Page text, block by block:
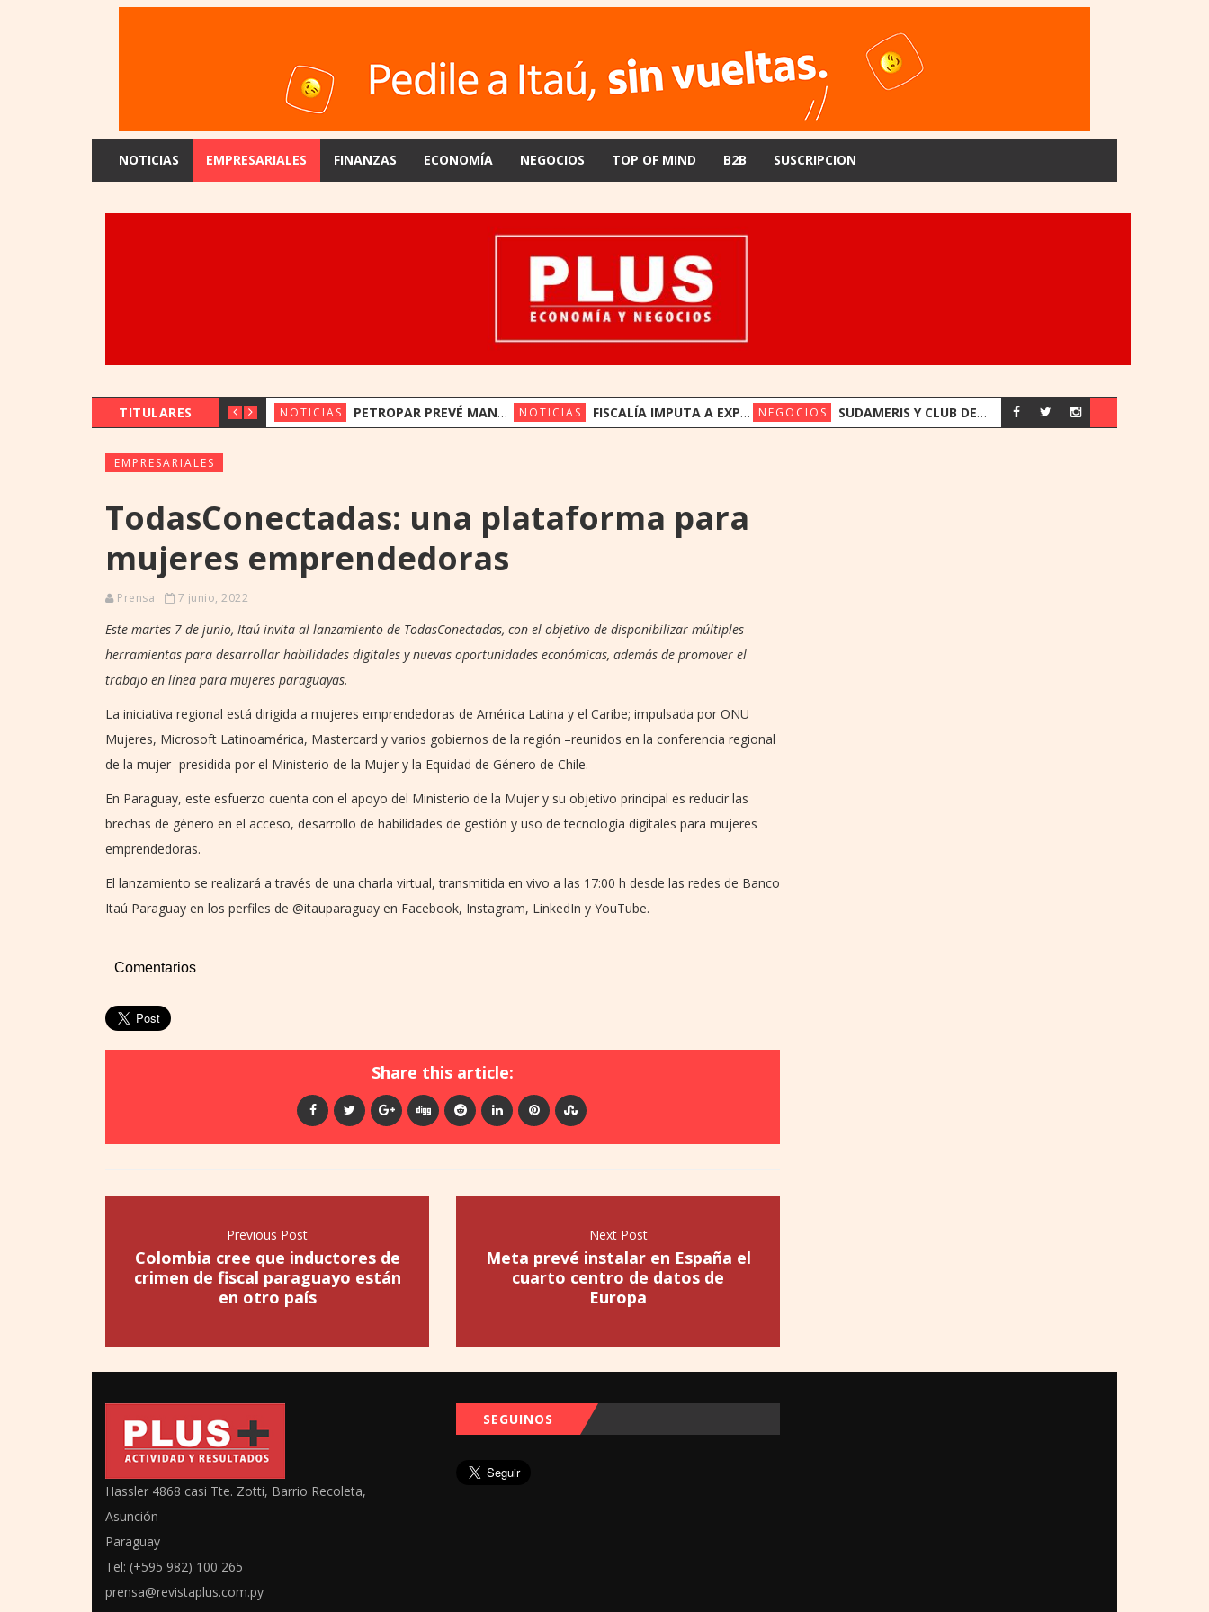
NOTICIAS EMPRESARIALES FINANZAS ECONOMÍA NEGOCIOS TOP OF MIND B2B SUSCRIPCION
TITULARES NOTICIAS PETROPAR PREVÉ MANTENER SUS PRECIOS EN UN ESCENARIO DE SUBAS NOTICIAS FISCALÍA IMPUTA A EXPRESIDENTES DEL IPS JORGE BRÍTEZ Y VICENTE BATAGLIA POR MULTIMILLONARIO DESFALCO NEGOCIOS SUDAMERIS Y CLUB DEPORTIVO ALEMÁN RENUEVAN ACUERDO CON BENEFICIOS EXCLUSIVOS PARA SOCIOS
EMPRESARIALES
TodasConectadas: una plataforma para
mujeres emprendedoras
Prensa 7 junio, 2022
Este martes 7 de junio, Itaú invita al lanzamiento de TodasConectadas, con el objetivo de disponibilizar múltiples
herramientas para desarrollar habilidades digitales y nuevas oportunidades económicas, además de promover el
trabajo en línea para mujeres paraguayas.
La iniciativa regional está dirigida a mujeres emprendedoras de América Latina y el Caribe; impulsada por ONU
Mujeres, Microsoft Latinoamérica, Mastercard y varios gobiernos de la región –reunidos en la conferencia regional
de la mujer- presidida por el Ministerio de la Mujer y la Equidad de Género de Chile.
En Paraguay, este esfuerzo cuenta con el apoyo del Ministerio de la Mujer y su objetivo principal es reducir las
brechas de género en el acceso, desarrollo de habilidades de gestión y uso de tecnología digitales para mujeres
emprendedoras.
El lanzamiento se realizará a través de una charla virtual, transmitida en vivo a las 17:00 h desde las redes de Banco
Itaú Paraguay en los perfiles de @itauparaguay en Facebook, Instagram, LinkedIn y YouTube.
Comentarios
Share this article:
Previous Post
Colombia cree que inductores de
crimen de fiscal paraguayo están
en otro país
Next Post
Meta prevé instalar en España el
cuarto centro de datos de
Europa
Hassler 4868 casi Tte. Zotti, Barrio Recoleta,
Asunción
Paraguay
Tel: (+595 982) 100 265
prensa@revistaplus.com.py
SEGUINOS